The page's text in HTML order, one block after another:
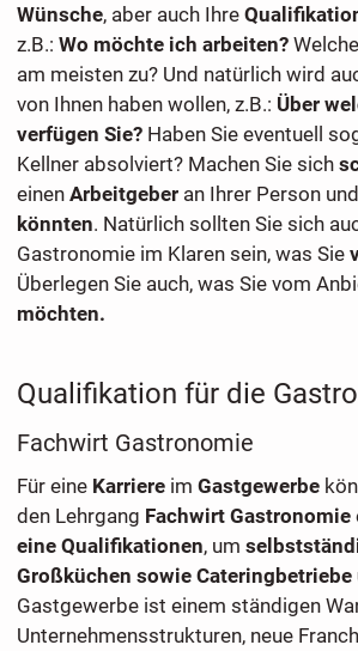
Wünsche, aber auch Ihre
z.B.: Wo möchte ich arbeiten?
am meisten zu? Und natürlich wird
von Ihnen haben wollen, z.B.: Über
verfügen Sie?Haben Sie eventuell
Kellner absolviert? Machen Sie sich
einen Arbeitgeber an Ihrer Person
könnten. Natürlich sollten Sie sich
Gastronomie im Klaren sein, was Sie
Überlegen Sie auch, was Sie vom
möchten.
Qualifikation für die
Fachwirt Gastronomie
Für eine Karriere im Gastgewerbe
den Lehrgang Fachwirt Gastronomie
eine Qualifikationen, um
Großküchen sowie
Gastgewerbe ist einem ständigen
Unternehmensstrukturen, neue